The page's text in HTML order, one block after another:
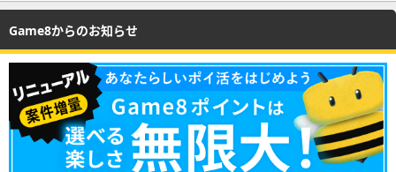
Game8からのお知らせ